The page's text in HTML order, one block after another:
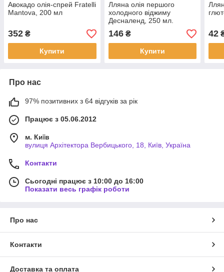
Авокадо олія-спрей Fratelli
Mantova, 200 мл
352 ₴
Купити
Лляна олія першого
холодного віджиму
Десналенд, 250 мл.
146₴
Купити
42
Про нас
97% позитивних з 64 відгуків за рік
Працює з 05.06.2012
м. Київ
вулиця Архітектора Вербицького, 18, Київ, Україна
Контакти
Сьогодні працює з 10:00 до 16:00
Показати весь графік роботи
Про нас
Контакти
Доставка та оплата